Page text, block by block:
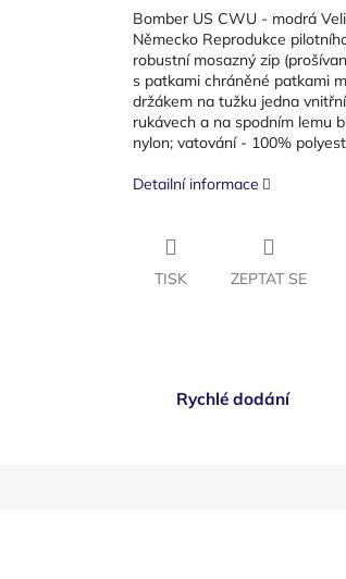
Bomber US CWU - modrá
Německo Reprodukce
robustní mosazný zip
s patkami chráněné patkami
držákem na tužku jedna
rukávech a na spodním lemu
nylon; vatování - 100%
Detailní informace
TISK ZEPTAT SE
Rychlé dodání